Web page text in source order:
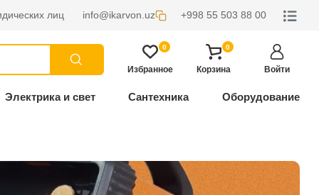
лиц info@ikarvon.uz +998 55 503 88 00
0
Избранное
0
Корзина Войти
Электрика и свет Сантехника Оборудование